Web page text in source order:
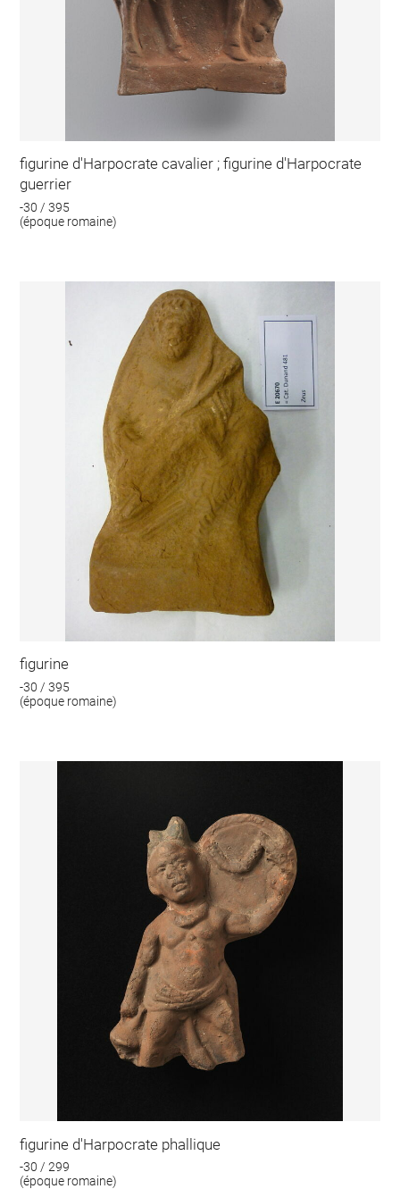
figurine d'Harpocrate cavalier ; figurine d'Harpocrate
guerrier
-30 / 395
(époque romaine)
figurine
-30 / 395
(époque romaine)
figurine d'Harpocrate phallique
-30 / 299
(époque romaine)